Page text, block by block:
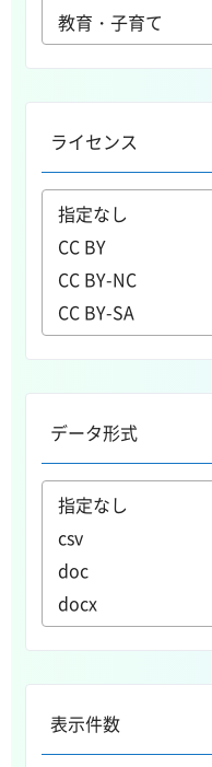
ライセンス
データ形式
表示件数